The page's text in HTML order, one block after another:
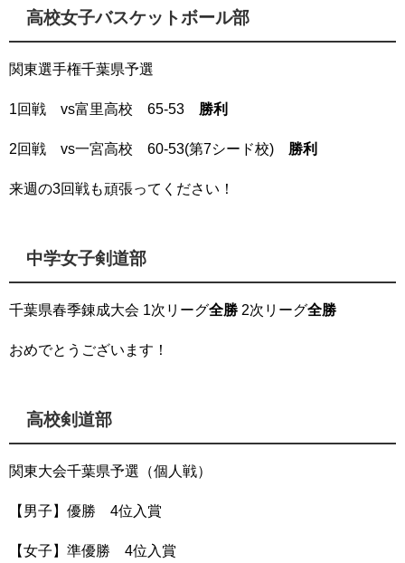
高校女子バスケットボール部
関東選手権千葉県予選
1回戦 vs富里高校 65-53 勝利
2回戦 vs一宮高校 60-53(第7シード校) 勝利
来週の3回戦も頑張ってください！
中学女子剣道部
千葉県春季錬成大会 1次リーグ全勝 2次リーグ全勝
おめでとうございます！
高校剣道部
関東大会千葉県予選（個人戦）
【男子】優勝 4位入賞
【女子】準優勝 4位入賞